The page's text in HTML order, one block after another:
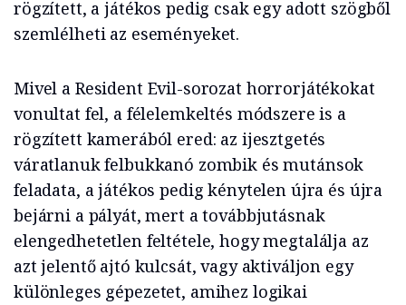
rögzített, a játékos pedig csak egy adott szögből
szemlélheti az eseményeket.
Mivel a Resident Evil-sorozat horrorjátékokat
vonultat fel, a félelemkeltés módszere is a
rögzített kamerából ered: az ijesztgetés
váratlanuk felbukkanó zombik és mutánsok
feladata, a játékos pedig kénytelen újra és újra
bejárni a pályát, mert a továbbjutásnak
elengedhetetlen feltétele, hogy megtalálja az
azt jelentő ajtó kulcsát, vagy aktiváljon egy
különleges gépezetet, amihez logikai